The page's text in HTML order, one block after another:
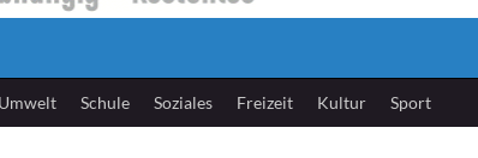
Umwelt Schule Soziales Freizeit Kultur Sport